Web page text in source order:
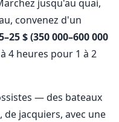
jusqu'au quai,
convenez d'un
$ (350 000–600 000
4 heures pour 1 à 2
— des bateaux
de jacquiers, avec une